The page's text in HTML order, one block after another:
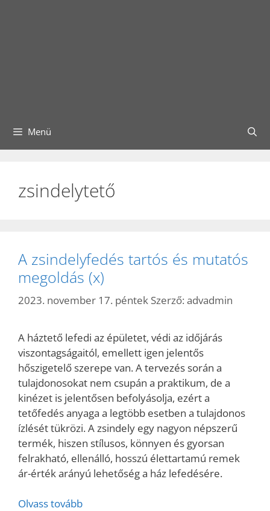
Menü
zsindelytető
A zsindelyfedés tartós és mutatós
megoldás (x)
2023. november 17. péntek Szerző: advadmin
A háztető lefedi az épületet, védi az időjárás
viszontagságaitól, emellett igen jelentős
hőszigetelő szerepe van. A tervezés során a
tulajdonosokat nem csupán a praktikum, de a
kinézet is jelentősen befolyásolja, ezért a
tetőfedés anyaga a legtöbb esetben a tulajdonos
ízlését tükrözi. A zsindely egy nagyon népszerű
termék, hiszen stílusos, könnyen és gyorsan
felrakható, ellenálló, hosszú élettartamú remek
ár-érték arányú lehetőség a ház lefedésére.
Olvass tovább